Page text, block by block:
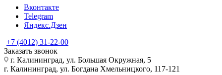
Вконтакте
Telegram
Яндекс.Дзен
+7 (4012) 31-22-00
Заказать звонок
г. Калининград, ул. Большая Окружная, 5
г. Калининград, ул. Богдана Хмельницкого, 117-121